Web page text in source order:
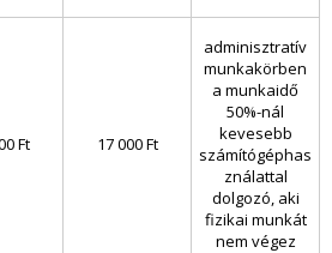
Ft 17 000 Ft
adminisztratív
munkakörben
a munkaidő
50%-nál
kevesebb
számítógéphas
ználattal
dolgozó, aki
fizikai munkát
nem végez